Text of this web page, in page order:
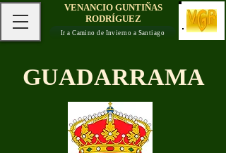
VENANCIO GUNTIÑAS
RODRÍGUEZ
Ir a Camino de Invierno a Santiago
GUADARRAMA